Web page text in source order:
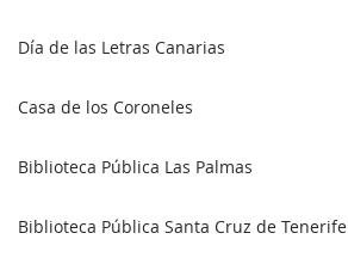
Día de las Letras Canarias
Casa de los Coroneles
Biblioteca Pública Las Palmas
Biblioteca Pública Santa Cruz de Tenerife